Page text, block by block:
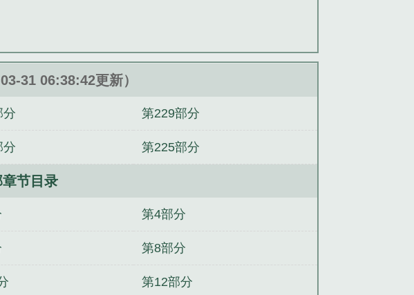
31 06:38:42更新）
分 第229部分
分 第225部分
节目录
第4部分
第8部分
第12部分